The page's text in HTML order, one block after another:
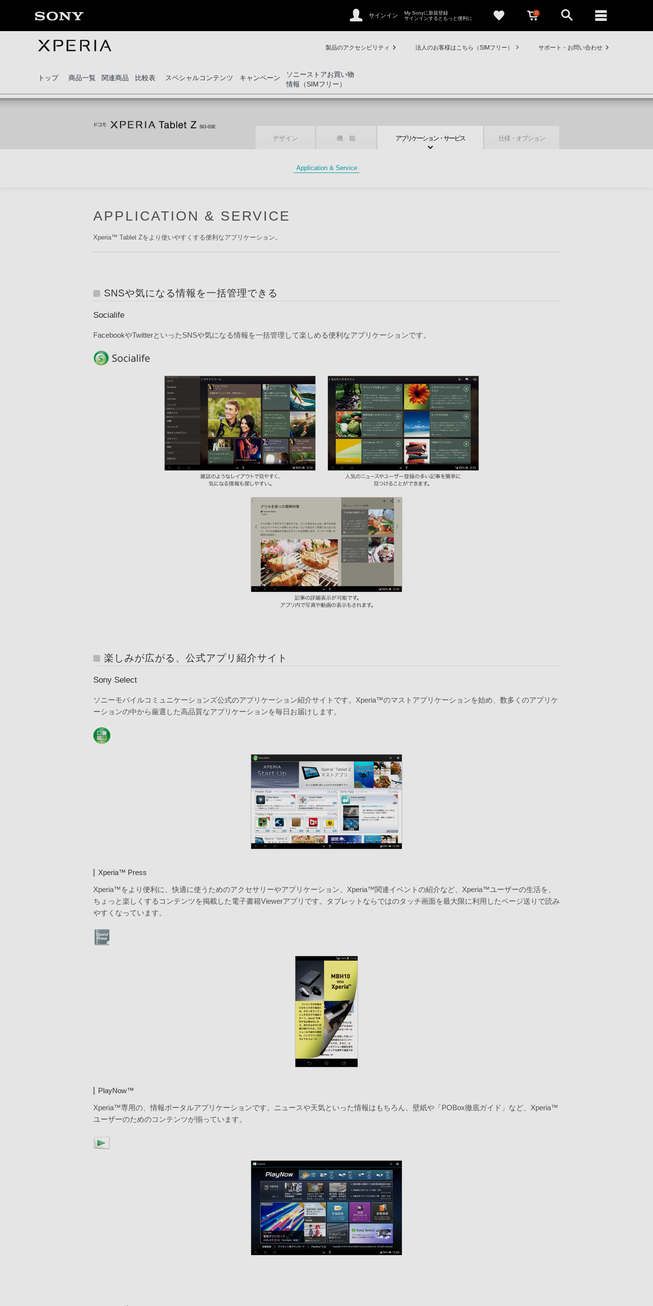
サインイン
My Sonyに新規登録
サインインするともっと便利に
0
製品のアクセシビリティ 法人のお客様はこちら（SIMフリー） サポート・お問い合わせ
トップ 商品一覧 関連商品 比較表 スペシャルコンテンツ キャンペーン
ソニーストアお買い物
情報（SIMフリー）
デザイン 機 能 アプリケーション・ サービス
Application & Service
仕様・ オプション
APPLICATION & SERVICE
Xperia™ Tablet Zをより使いやすくする便利なアプリケーション。
SNSや気になる情報を一括管理できる
Socialife
FacebookやTwitterといったSNSや気になる情報を一括管理して楽しめる便利なアプリケーションです。
楽しみが広がる、公式アプリ紹介サイト
Sony Select
ソニーモバイルコミュニケーションズ公式のアプリケーション紹介サイトです。Xperia™のマストアプリケーションを始め、数多くのアプリケ
ーションの中から厳選した高品質なアプリケーションを毎日お届けします。
Xperia™ Press
Xperia™をより便利に、快適に使うためのアクセサリーやアプリケーション、Xperia™関連イベントの紹介など、Xperia™ユーザーの生活を、
ちょっと楽しくするコンテンツを掲載した電子書籍Viewerアプリです。タブレットならではのタッチ画面を最大限に利用したページ送りで読み
やすくなっています。
PlayNow™
Xperia™専用の、情報ポータルアプリケーションです。ニュースや天気といった情報はもちろん、壁紙や「POBox徹底ガイド」など、Xperia™
ユーザーのためのコンテンツが揃っています。